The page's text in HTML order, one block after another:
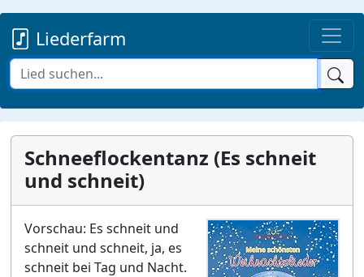
Liederfarm
Schneeflockentanz (Es schneit
und schneit)
Vorschau: Es schneit und
schneit und schneit, ja, es
schneit bei Tag und Nacht.